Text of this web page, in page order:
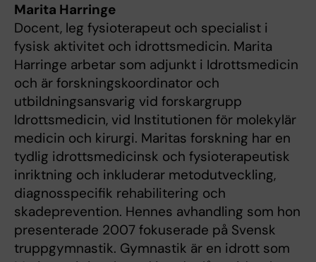
Marita Harringe
Docent, leg fysioterapeut och specialist i
fysisk aktivitet och idrottsmedicin. Marita
Harringe arbetar som adjunkt i Idrottsmedicin
och är forskningskoordinator och
utbildningsansvarig vid forskargrupp
Idrottsmedicin, vid Institutionen för molekylär
medicin och kirurgi. Maritas forskning har en
tydlig idrottsmedicinsk och fysioterapeutisk
inriktning och inkluderar metodutveckling,
diagnosspecifik rehabilitering och
skadeprevention. Hennes avhandling som hon
presenterade 2007 fokuserade på Svensk
truppgymnastik. Gymnastik är en idrott som